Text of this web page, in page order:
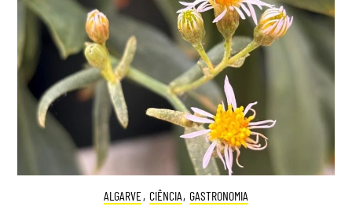
ALGARVE, CIÊNCIA, GASTRONOMIA